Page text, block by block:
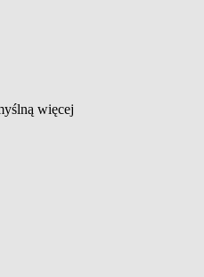
więcej